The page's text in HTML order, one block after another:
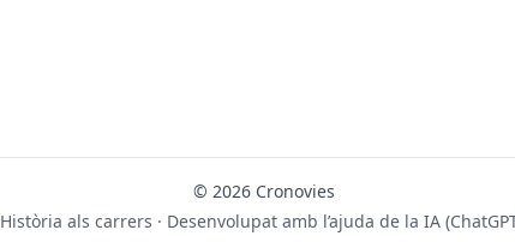
© 2026 Cronovies
Història als carrers · Desenvolupat amb l’ajuda de la IA